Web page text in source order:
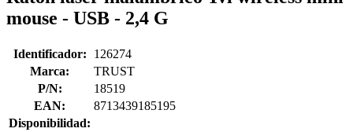
mouse - USB - 2,4 G
Identificador:
126274
Marca:
TRUST
P/N:
18519
EAN:
8713439185195
Disponibilidad: